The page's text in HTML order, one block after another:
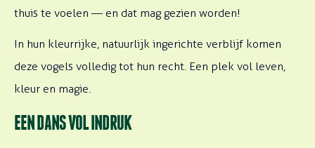
thuis te voelen — en dat mag gezien worden!
In hun kleurrijke, natuurlijk ingerichte verblijf komen
deze vogels volledig tot hun recht. Een plek vol leven,
kleur en magie.
EEN DANS VOL INDRUK